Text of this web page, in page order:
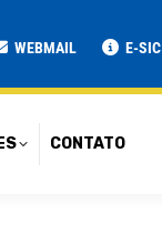
WEBMAIL E-SIC
CONTATO